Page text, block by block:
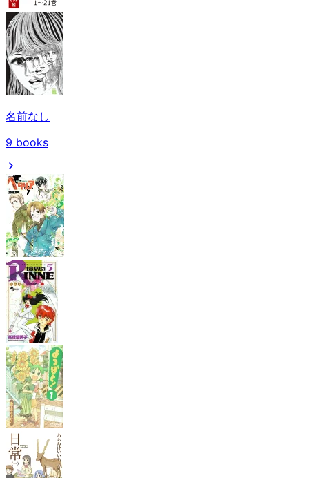
名前なし
9 books